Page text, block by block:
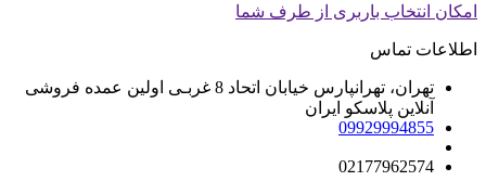
امکان انتخاب باربری از طرف شما
اطلاعات تماس
تهران، تهرانپارس خیابان اتحاد 8 غربـی اولین عمده فروشی
آنلاین پلاسکو ایران
09929994855
02177962574